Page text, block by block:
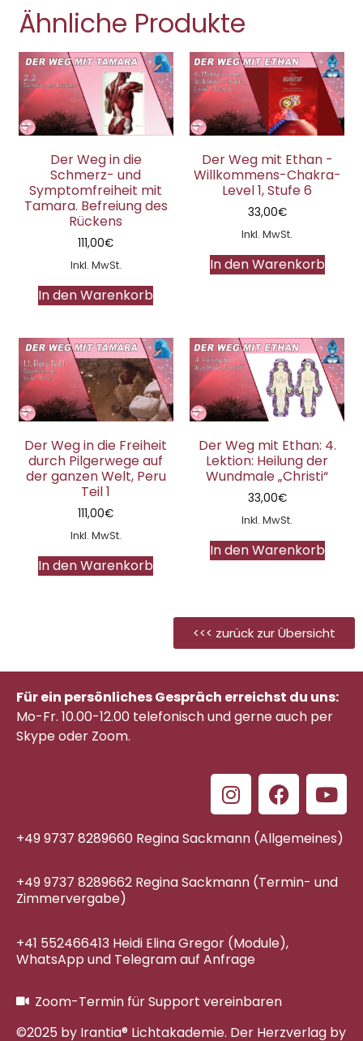
Ähnliche Produkte
Der Weg in die
Schmerz- und
Symptomfreiheit mit
Tamara. Befreiung des
Rückens
111,00€
Inkl. MwSt.
In den Warenkorb
Der Weg mit Ethan -
Willkommens-Chakra-
Level 1, Stufe 6
33,00€
Inkl. MwSt.
In den Warenkorb
Der Weg in die Freiheit
durch Pilgerwege auf
der ganzen Welt, Peru
Teil 1
111,00€
Inkl. MwSt.
In den Warenkorb
Der Weg mit Ethan: 4.
Lektion: Heilung der
Wundmale „Christi“
33,00€
Inkl. MwSt.
In den Warenkorb
<<< zurück zur Übersicht
Für ein persönliches Gespräch erreichst du uns:
Mo-Fr. 10.00-12.00 telefonischund gerne auch per
Skype oder Zoom.
+49 9737 8289660 Regina Sackmann (Allgemeines)
+49 9737 8289662 Regina Sackmann (Termin- und
Zimmervergabe)
+41 552466413 Heidi Elina Gregor (Module),
WhatsApp und Telegram auf Anfrage
Zoom-Termin für Support vereinbaren
©2025 by Irantia® Lichtakademie. Der Herzverlag by